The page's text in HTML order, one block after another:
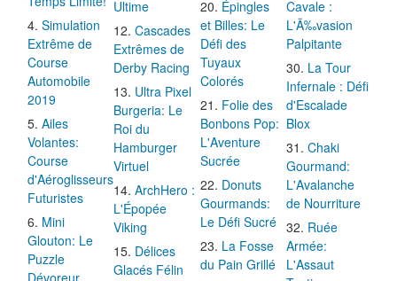
Simulation
Extrême de
Course
Automobile
2019
Ailes
Volantes:
Course
d'Aéroglisseurs
Futuristes
Mini
Glouton: Le
Puzzle
Dévoreur
Ultime
Cascades
Extrêmes de
Derby Racing
Ultra Pixel
Burgeria: Le
Roi du
Hamburger
Virtuel
ArchHero :
L'Épopée
Viking
Délices
Glacés Félin
Épingles
et Billes: Le
Défi des
Tuyaux
Colorés
Folie des
Bonbons Pop:
L'Aventure
Sucrée
Donuts
Gourmands:
Le Défi Sucré
La Fosse
du Pain Grillé
Cavale :
L'Ã‰vasion
Palpitante
La Tour
Infernale : Défi
d'Escalade
Blox
Chaki
Gourmand:
L'Avalanche
de Nourriture
Ruée
Armée:
L'Assaut